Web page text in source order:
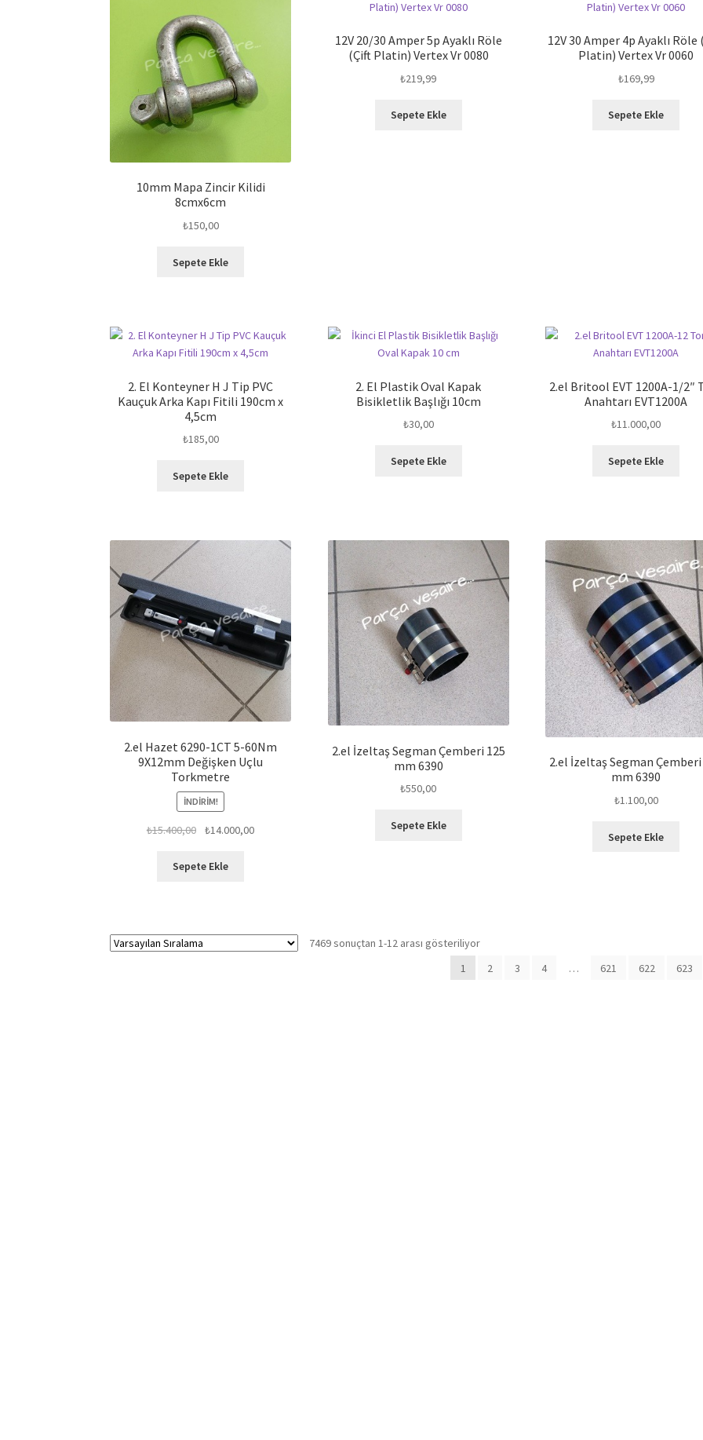
10mm Mapa Zincir Kilidi
8cmx6cm
₺150,00
Sepete Ekle
12V 20/30 Amper 5p Ayaklı Röle
(Çift Platin) Vertex Vr 0080
₺219,99
Sepete Ekle
12V 30 Amper 4p Ayaklı Röle
Platin) Vertex Vr 0060
₺169,99
Sepete Ekle
2. El Konteyner H J Tip PVC
Kauçuk Arka Kapı Fitili 190cm x
4,5cm
₺185,00
Sepete Ekle
2. El Plastik Oval Kapak
Bisikletlik Başlığı 10cm
₺30,00
Sepete Ekle
2.el Britool EVT 1200A-1/2″
Anahtarı EVT1200A
₺11.000,00
Sepete Ekle
2.el Hazet 6290-1CT 5-60Nm
9X12mm Değişken Uçlu
Torkmetre
İNDIRIM!
₺15.400,00
Orijinal
₺15.400,00.
₺14.000,00Şu
Sepete Ekle
2.el İzeltaş Segman Çemberi 125
mm 6390
₺550,00
Sepete Ekle
2.el İzeltaş Segman Çemberi
mm 6390
₺1.100,00
Sepete Ekle
7469 sonuçtan 1-12 arası gösteriliyor
1
2 3 4 … 621 622 623